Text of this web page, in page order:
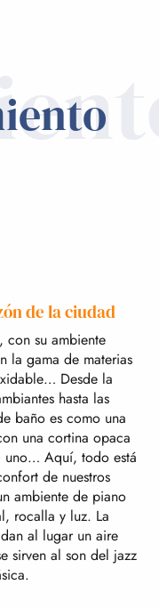
de la ciudad
con su ambiente
la gama de materias
Desde la
hasta las
baño es como una
una cortina opaca
uno… Aquí, todo está
de nuestros
ambiente de piano
rocalla y luz. La
al lugar un aire
sirven al son del jazz